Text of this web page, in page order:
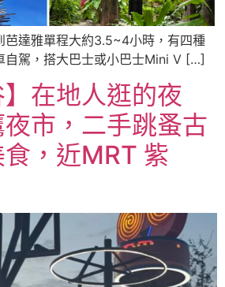
芭達雅單程大約3.5~4小時，有四種
自駕，搭大巴士或小巴士Mini V […]
】在地人逛的夜
市，二手跳蚤古
，近MRT 紫